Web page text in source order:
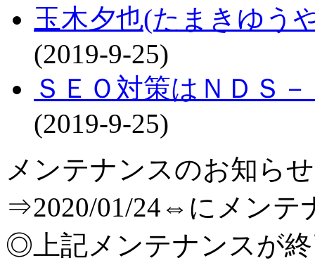
玉木夕也(たまきゆう
(2019-9-25)
ＳＥＯ対策はＮＤＳ
(2019-9-25)
メンテナンスのお知ら
⇒2020/01/24⇔にメンテ
◎上記メンテナンスが